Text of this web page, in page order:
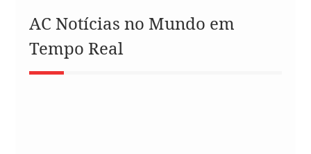
AC Notícias no Mundo em
Tempo Real